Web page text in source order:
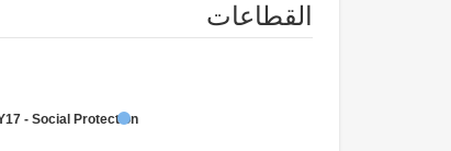
القطاعات
- Social Protection